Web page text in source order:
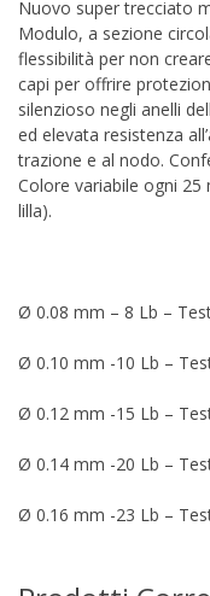
Nuovo super trecciato
Modulo, a sezione
flessibilità per non
capi per offrire
silenzioso negli anelli
ed elevata resistenza
trazione e al nodo.
Colore variabile ogni
lilla).
Ø 0.08 mm – 8 Lb –
Ø 0.10 mm -10 Lb –
Ø 0.12 mm -15 Lb –
Ø 0.14 mm -20 Lb –
Ø 0.16 mm -23 Lb –